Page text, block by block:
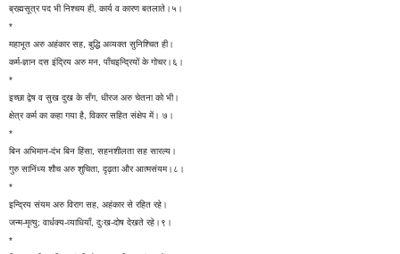
ब्रह्मसूत्र पद भी निश्चय ही, कार्य व कारण बतलाते।५।
*
महाभूत अरु अहंकार सह, बुद्धि अव्यक्त सुनिश्चित ही।
कर्म-ज्ञान दस इंद्रिय अरु मन, पाँचइन्द्रियों के गोचर।६।
*
इच्छा द्वेष व सुख दुख के सँग, धीरज अरु चेतना को भी।
क्षेत्र कर्म का कहा गया है, विकार सहित संक्षेप में। ७।
*
बिन अभिमान-दंभ बिन हिंसा, सहनशीलता सह सारल्य।
गुरु सानिंध्य शौच अरु शुचिता, दृढ़ता और आत्मसंयम।८।
*
इन्द्रिय संयम अरु विराग सह, अहंकार से रहित रहे।
जन्म-मृत्यु; वार्धक्य-व्याधियाँ, दुःख-दोष देखते रहे।९।
*